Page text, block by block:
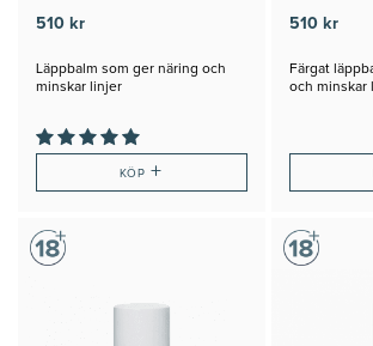
510 kr
Läppbalm som ger näring och
minskar linjer
KÖP+
510 kr
Färgat
och minskar